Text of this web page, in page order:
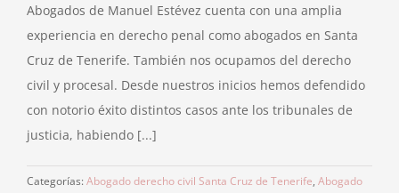
Abogados de Manuel Estévez cuenta con una amplia
experiencia en derecho penal como abogados en Santa
Cruz de Tenerife. También nos ocupamos del derecho
civil y procesal. Desde nuestros inicios hemos defendido
con notorio éxito distintos casos ante los tribunales de
justicia, habiendo [...]
Categorías: Abogado derecho civil Santa Cruz de Tenerife, Abogado